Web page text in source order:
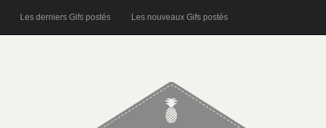
Les derniers Gifs postés Les nouveaux Gifs postés